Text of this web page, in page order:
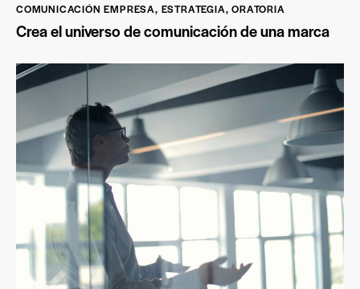
COMUNICACIÓN EMPRESA, ESTRATEGIA,ORATORIA
Crea el universo de comunicación de una marca